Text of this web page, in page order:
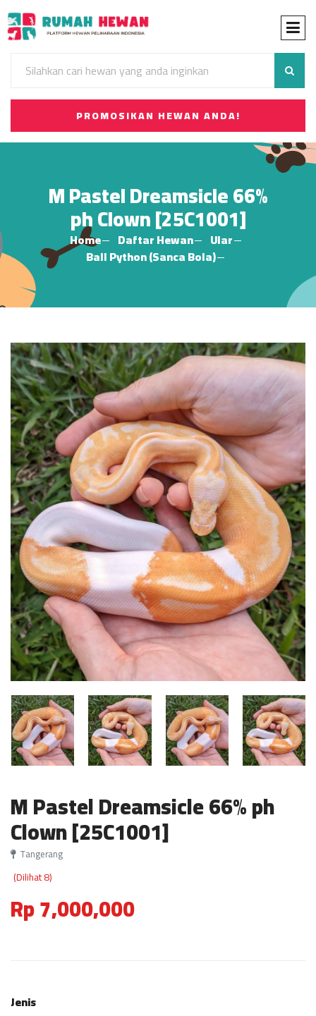
PROMOSIKAN HEWAN ANDA!
M Pastel Dreamsicle 66%
ph Clown [25C1001]
Home Daftar Hewan
Ular
Ball Python (Sanca Bola)
M Pastel Dreamsicle 66% ph
Clown [25C1001]
Tangerang
(Dilihat 8)
Rp 7,000,000
Jenis